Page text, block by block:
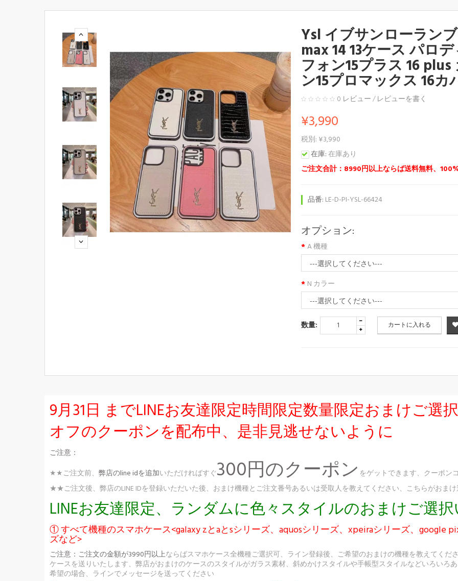
Ysl イブサンローラン
max 14 13ケース パロ
フォン15プラス 16
ン15プロマックス 16カ
0 レビュー/レビューを書く
¥3,990
税別: ¥3,990
在庫:在庫あり
ご注文合計：8990円以上ならば送料無料、
品番: LE-D-PI-YSL-66424
オプション:
A 機種
N カラー
数量: カートに入れる
9月31日 までLINEお友達限定時間限定数量限定おまけご選
オフのクーポンを配布中、是非見逃せないように
ご注意：
★★ご注文前、 弊店のline idを追加いただければすぐ300円のクーポン をゲットできます、クーポン
★★ご注文後、弊店のLINE IDを登録いただいた後、おまけ機種とご注文番号あるいは受取人を教えてください、こちらがおま
LINEお友達限定、ランダムに色々スタイルのおまけご選
① すべて機種のスマホケース<galaxy zとaとsシリーズ、aquosシリーズ、xpeiraシリーズ、google
ズなど>
ご注意： ご注文の金額が3990円以上ならばスマホケース全機種ご選択可、ライン登録後、ご希望のおまけの機種を教えてく
ケースを送りいたします、弊店がおまけのケースのスタイルがガラス素材、斜めかけスタイルや手帳型スタイルなどいろいろ
希望の場合、ラインでメッセージを送ってください